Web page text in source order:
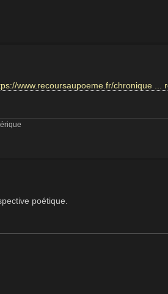
www.recoursaupoeme.fr/chronique ...
poétique.